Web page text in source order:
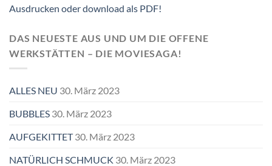
Ausdrucken oder download als PDF!
DAS NEUESTE AUS UND UM DIE OFFENE
WERKSTÄTTEN – DIE MOVIESAGA!
ALLES NEU 30. März 2023
BUBBLES 30. März 2023
AUFGEKITTET 30. März 2023
NATÜRLICH SCHMUCK 30. März 2023